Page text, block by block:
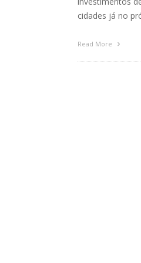
cidades já no
Read More